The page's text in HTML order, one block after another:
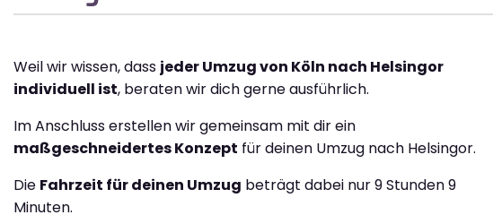
Weil wir wissen, dass jeder Umzug von Köln nach Helsingor
individuell ist, beraten wir dich gerne ausführlich.
Im Anschluss erstellen wir gemeinsam mit dir ein
maßgeschneidertes Konzept für deinen Umzug nach Helsingor.
Die Fahrzeit für deinen Umzug beträgt dabei nur 9 Stunden 9
Minuten.